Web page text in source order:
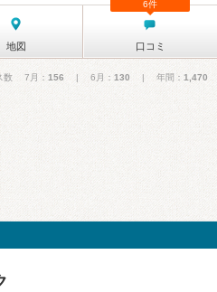
地図 口コミ
6件
数 7月： 156 | 6月： 130 | 年間： 1,470